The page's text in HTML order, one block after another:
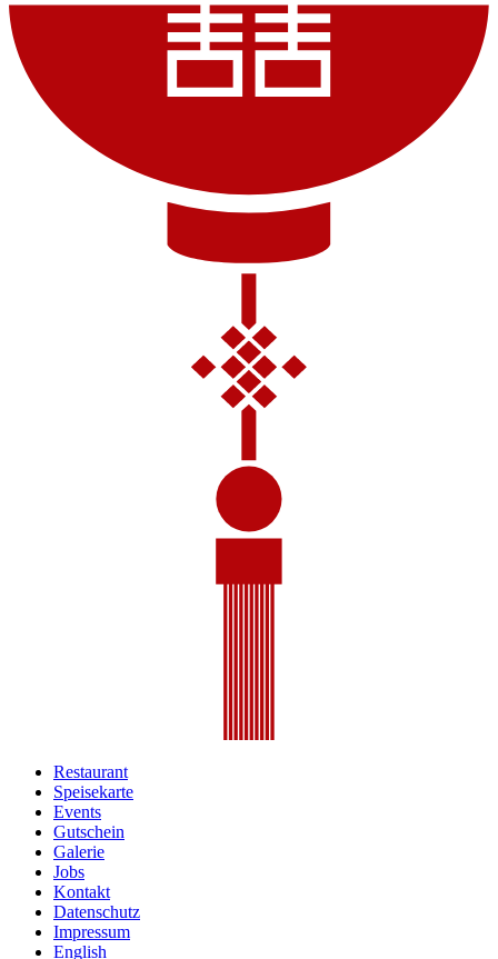
Restaurant
Speisekarte
Events
Gutschein
Galerie
Jobs
Kontakt
Datenschutz
Impressum
English